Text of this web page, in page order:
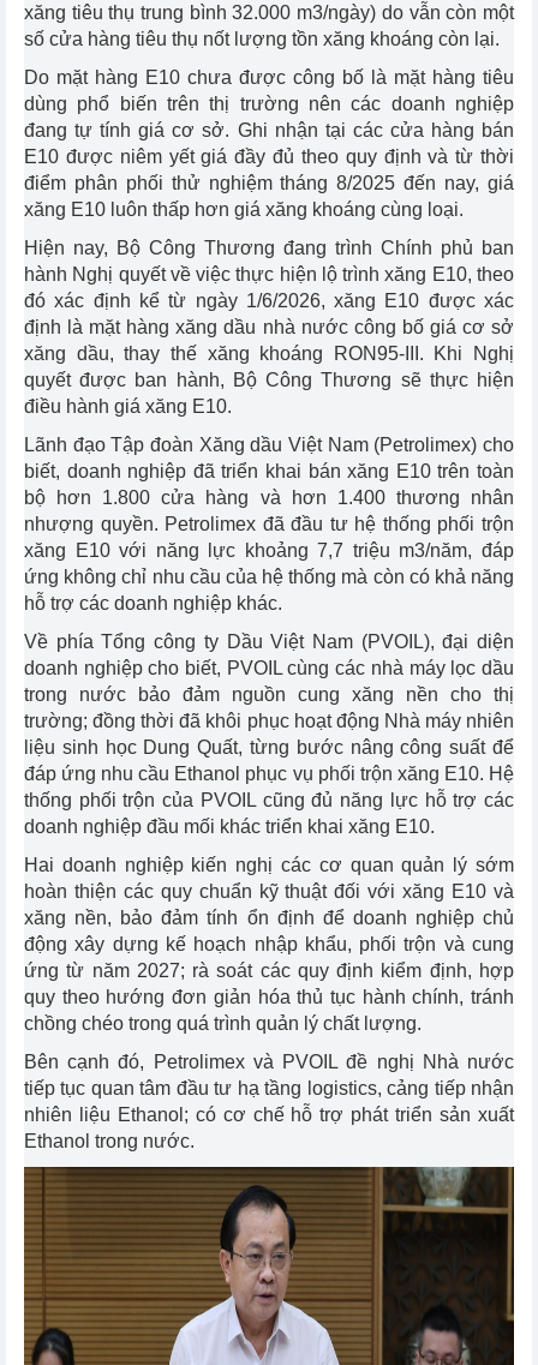
xăng tiêu thụ trung bình 32.000 m3/ngày) do vẫn còn một
số cửa hàng tiêu thụ nốt lượng tồn xăng khoáng còn lại.
Do mặt hàng E10 chưa được công bố là mặt hàng tiêu
dùng phổ biến trên thị trường nên các doanh nghiệp
đang tự tính giá cơ sở. Ghi nhận tại các cửa hàng bán
E10 được niêm yết giá đầy đủ theo quy định và từ thời
điểm phân phối thử nghiệm tháng 8/2025 đến nay, giá
xăng E10 luôn thấp hơn giá xăng khoáng cùng loại.
Hiện nay, Bộ Công Thương đang trình Chính phủ ban
hành Nghị quyết về việc thực hiện lộ trình xăng E10, theo
đó xác định kể từ ngày 1/6/2026, xăng E10 được xác
định là mặt hàng xăng dầu nhà nước công bố giá cơ sở
xăng dầu, thay thế xăng khoáng RON95-III. Khi Nghị
quyết được ban hành, Bộ Công Thương sẽ thực hiện
điều hành giá xăng E10.
Lãnh đạo Tập đoàn Xăng dầu Việt Nam (Petrolimex) cho
biết, doanh nghiệp đã triển khai bán xăng E10 trên toàn
bộ hơn 1.800 cửa hàng và hơn 1.400 thương nhân
nhượng quyền. Petrolimex đã đầu tư hệ thống phối trộn
xăng E10 với năng lực khoảng 7,7 triệu m3/năm, đáp
ứng không chỉ nhu cầu của hệ thống mà còn có khả năng
hỗ trợ các doanh nghiệp khác.
Về phía Tổng công ty Dầu Việt Nam (PVOIL), đại diện
doanh nghiệp cho biết, PVOIL cùng các nhà máy lọc dầu
trong nước bảo đảm nguồn cung xăng nền cho thị
trường; đồng thời đã khôi phục hoạt động Nhà máy nhiên
liệu sinh học Dung Quất, từng bước nâng công suất để
đáp ứng nhu cầu Ethanol phục vụ phối trộn xăng E10. Hệ
thống phối trộn của PVOIL cũng đủ năng lực hỗ trợ các
doanh nghiệp đầu mối khác triển khai xăng E10.
Hai doanh nghiệp kiến nghị các cơ quan quản lý sớm
hoàn thiện các quy chuẩn kỹ thuật đối với xăng E10 và
xăng nền, bảo đảm tính ổn định để doanh nghiệp chủ
động xây dựng kế hoạch nhập khẩu, phối trộn và cung
ứng từ năm 2027; rà soát các quy định kiểm định, hợp
quy theo hướng đơn giản hóa thủ tục hành chính, tránh
chồng chéo trong quá trình quản lý chất lượng.
Bên cạnh đó, Petrolimex và PVOIL đề nghị Nhà nước
tiếp tục quan tâm đầu tư hạ tầng logistics, cảng tiếp nhận
nhiên liệu Ethanol; có cơ chế hỗ trợ phát triển sản xuất
Ethanol trong nước.